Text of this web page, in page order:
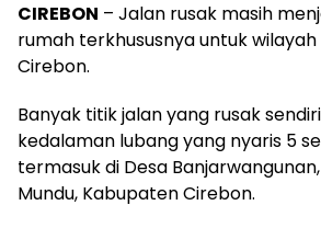
CIREBON – Jalan rusak masih
rumah terkhususnya untuk
Cirebon.
Banyak titik jalan yang rusak
kedalaman lubang yang nyaris 5
termasuk di Desa
Mundu, Kabupaten Cirebon.